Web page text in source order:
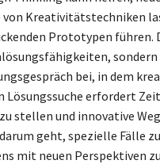
Kreativitätstechniken
Prototypen führen.
bei, in dem
Lösungssuche erfordert
stellen und innovative
geht, spezielle Fälle
mit neuen Perspektiven